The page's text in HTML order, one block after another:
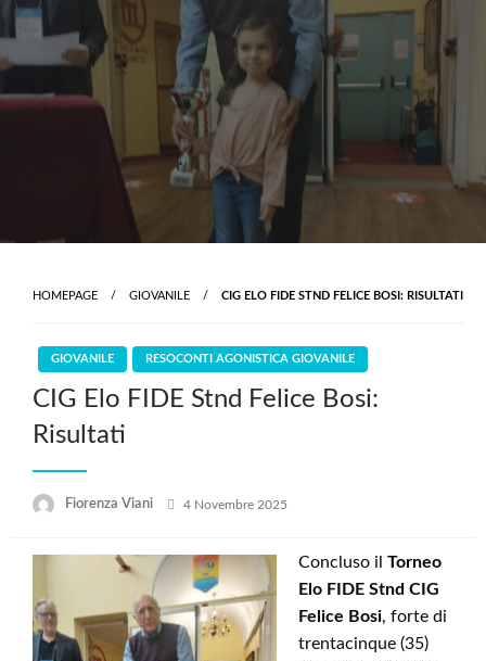
Skip
to
content
HOMEPAGE GIOVANILE CIG ELO FIDE STND FELICE BOSI: RISULTATI
GIOVANILE RESOCONTI AGONISTICA GIOVANILE
CIG Elo FIDE Stnd Felice Bosi:
Risultati
Fiorenza Viani
Posted
4 Novembre 2025
Concluso il Torneo
Elo FIDE Stnd CIG
Felice Bosi, forte di
trentacinque (35)